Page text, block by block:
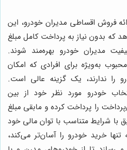
فروش اقساطی مدیران خودرو، این
که بدون نیاز به پرداخت کامل مبلغ
مدیران خودرو بهره‌مند شوند.
به‌ویژه برای افرادی که امکان
را ندارند، یک گزینه عالی است.
خودرو مورد نظر خود از بین
را پرداخت کرده و مابقی مبلغ
با شرایط متناسب با توان مالی خود
تنها خرید خودرو را آسان‌تر می‌کند،